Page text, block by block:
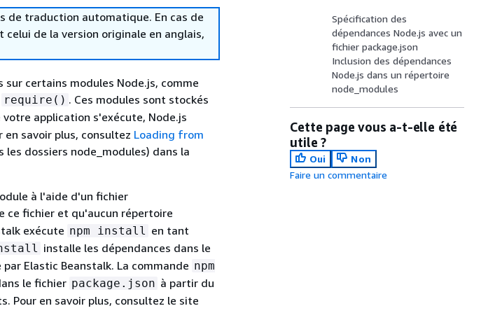
de traduction automatique. En cas de
de la version originale en anglais,
certains modules Node.js, comme
require() . Ces modules sont stockés
votre application s'exécute, Node.js
savoir plus, consultez Loading from
les dossiers node_modules) dans la
à l'aide d'un fichier
ce fichier et qu'aucun répertoire
exécute npm install en tant
installe les dépendances dans le
par Elastic Beanstalk. La commande npm
le fichier package.json à partir du
Pour en savoir plus, consultez le site
Spécification des
dépendances Node.js avec un
fichier package.json
Inclusion des dépendances
Node.js dans un répertoire
node_modules
Cette page vous a-t-elle été
utile ?
Oui
Non
Faire un commentaire